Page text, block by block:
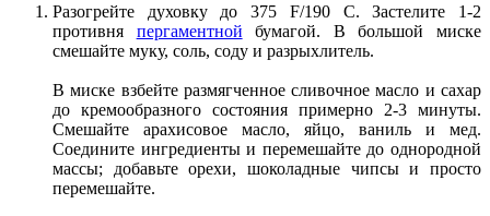
Разогрейте духовку до 375 F/190 C. Застелите 1-2
противня пергаментной бумагой. В большой миске
смешайте муку, соль, соду и разрыхлитель.
В миске взбейте размягченное сливочное масло и сахар
до кремообразного состояния примерно 2-3 минуты.
Смешайте арахисовое масло, яйцо, ваниль и мед.
Соедините ингредиенты и перемешайте до однородной
массы; добавьте орехи, шоколадные чипсы и просто
перемешайте.